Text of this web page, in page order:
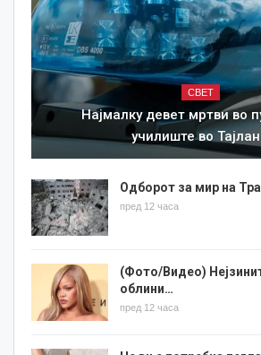
СВЕТ
Најмалку девет мртви во
училиште во
Одборот за мир на
пред 12 часа
(Фото/Видео)
облини…
пред 12 часа